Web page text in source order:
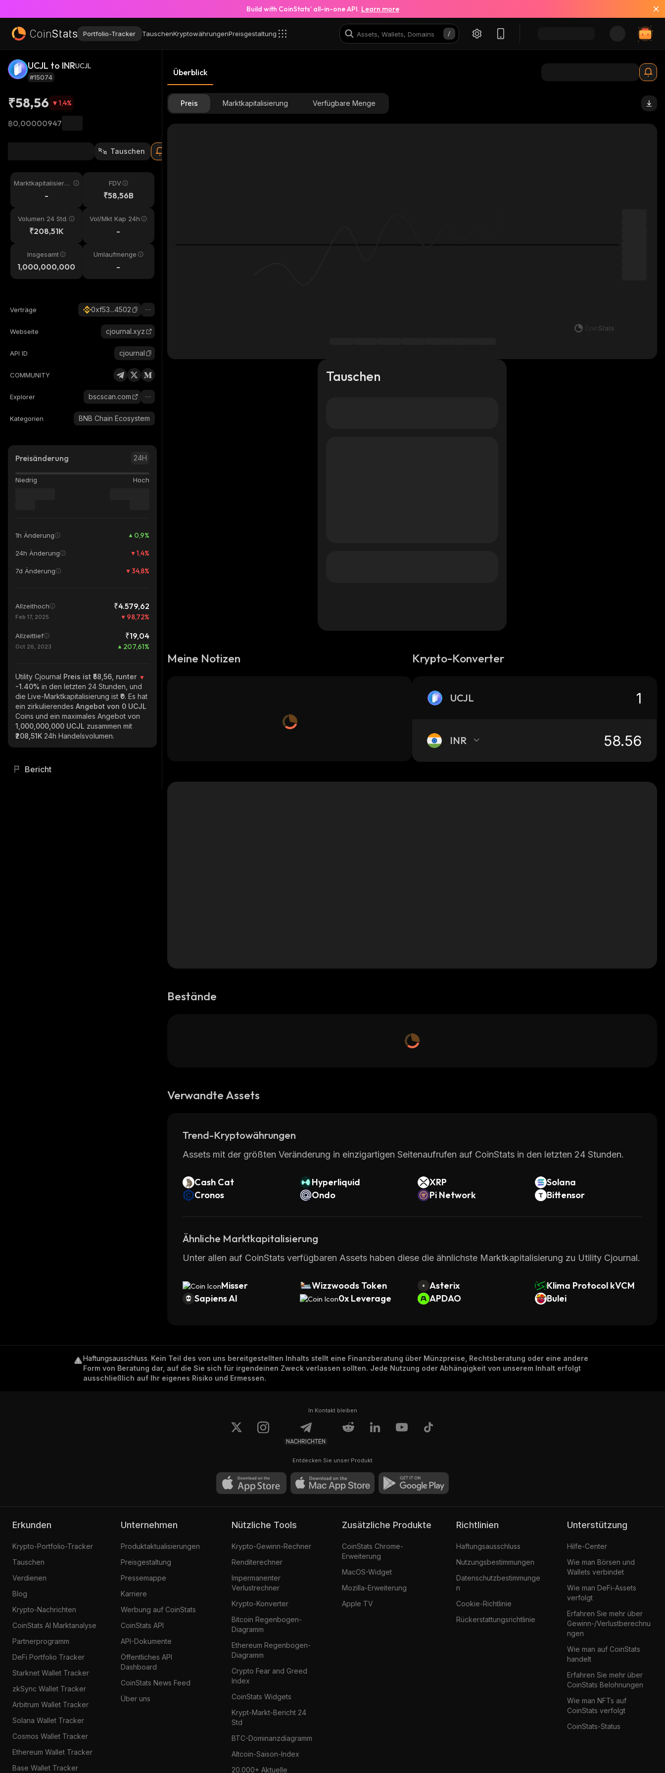
Build with CoinStats’ all-in-one API. Learn more
Portfolio-Tracker TauschenKryptowährungenPreisgestaltung
UCJL to INRUCJL
#15074
₹58,56 1,4%
฿0,00000947
Tauschen
Marktkapitalisieru
-
FDV
₹58,56B
Volumen 24 Std.
₹208,51K
Vol/Mkt Kap 24h
-
Insgesamt
1,000,000,000
Umlaufmenge
-
Verträge 0xf53...4502
Webseite cjournal.xyz
API ID cjournal
COMMUNITY
Explorer bscscan.com
Kategorien BNB Chain Ecosystem
Preisänderung 24H
Niedrig Hoch
1h Änderung 0,9%
24h Änderung 1,4%
7d Änderung 34,8%
Allzeithoch ₹4.579,62
Feb 17, 2025 98,72%
Allzeittief ₹19,04
Oct 26, 2023 207,61%
Utility Cjournal Preis ist ₹58,56, runter
-1.40% in den letzten 24 Stunden, und
die Live-Marktkapitalisierung ist ₹0. Es hat
ein zirkulierendes Angebot von 0 UCJL
Coins und ein maximales Angebot von
1,000,000,000 UCJL zusammen mit
₹208,51K 24h Handelsvolumen.
Bericht
Überblick
Preis Marktkapitalisierung Verfügbare Menge
Tauschen
Meine Notizen Krypto-Konverter
UCJL
INR
Bestände
Verwandte Assets
Trend-Kryptowährungen
Assets mit der größten Veränderung in einzigartigen Seitenaufrufen auf CoinStats in den letzten 24 Stunden.
Cash Cat Hyperliquid XRP
Solana
Cronos
Ondo Pi Network Bittensor
Ähnliche Marktkapitalisierung
Unter allen auf CoinStats verfügbaren Assets haben diese die ähnlichste Marktkapitalisierung zu Utility Cjournal.
Misser Wizzwoods Token Asterix
Klima Protocol kVCM
Sapiens AI
0x Leverage APDAO Bulei
Haftungsausschluss. Kein Teil des von uns bereitgestellten Inhalts stellt eine Finanzberatung über Münzpreise, Rechtsberatung oder eine andere
Form von Beratung dar, auf die Sie sich für irgendeinen Zweck verlassen sollten. Jede Nutzung oder Abhängigkeit von unserem Inhalt erfolgt
ausschließlich auf Ihr eigenes Risiko und Ermessen.
In Kontakt bleiben
NACHRICHTEN
Entdecken Sie unser Produkt
Erkunden
Krypto-Portfolio-Tracker
Tauschen
Verdienen
Blog
Krypto-Nachrichten
CoinStats AI Marktanalyse
Partnerprogramm
DeFi Portfolio Tracker
Starknet Wallet Tracker
zkSync Wallet Tracker
Arbitrum Wallet Tracker
Solana Wallet Tracker
Cosmos Wallet Tracker
Ethereum Wallet Tracker
Base Wallet Tracker
Unternehmen
Produktaktualisierungen
Preisgestaltung
Pressemappe
Karriere
Werbung auf CoinStats
CoinStats API
API-Dokumente
Öffentliches API
Dashboard
CoinStats News Feed
Über uns
Nützliche Tools
Krypto-Gewinn-Rechner
Renditerechner
Impermanenter
Verlustrechner
Krypto-Konverter
Bitcoin Regenbogen-
Diagramm
Ethereum Regenbogen-
Diagramm
Crypto Fear and Greed
Index
CoinStats Widgets
Krypt-Markt-Bericht 24
Std
BTC-Dominanzdiagramm
Altcoin-Saison-Index
20.000+ Aktuelle
Zusätzliche Produkte
CoinStats Chrome-
Erweiterung
MacOS-Widget
Mozilla-Erweiterung
Apple TV
Richtlinien
Haftungsausschluss
Nutzungsbestimmungen
Datenschutzbestimmunge
n
Cookie-Richtlinie
Rückerstattungsrichtlinie
Unterstützung
Hilfe-Center
Wie man Börsen und
Wallets verbindet
Wie man DeFi-Assets
verfolgt
Erfahren Sie mehr über
Gewinn-/Verlustberechnu
ngen
Wie man auf CoinStats
handelt
Erfahren Sie mehr über
CoinStats Belohnungen
Wie man NFTs auf
CoinStats verfolgt
CoinStats-Status